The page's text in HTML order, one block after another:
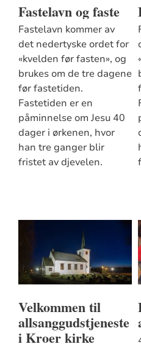
Fastelavn og faste
Fastelavn kommer av
det nedertyske ordet for
«kvelden før fasten», og
brukes om de tre dagene
før fastetiden.
Fastetiden er en
påminnelse om Jesu 40
dager i ørkenen, hvor
han tre ganger blir
fristet av djevelen.
Velkommen til
allsanggudstjeneste
i Kroer kirke